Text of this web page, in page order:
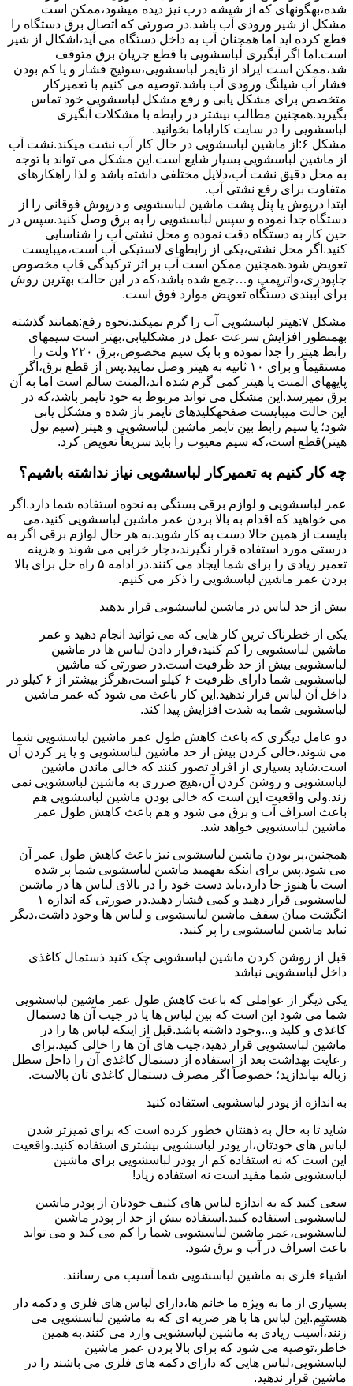
ﺷﺪه،بهگونهای ﮐﻪ از ﺷﯿﺸﻪ درب ﻧﯿﺰ دﯾﺪه میشود،ممکن است
مشکل از شیر ورودی آب باشد.در صورتی که اتصال برق دستگاه را
قطع کرده اید اما همچنان آب به داخل دستگاه می آید،اشکال از شیر
است.اما اگر آبگیری لباسشویی با قطع جریان برق متوقف
شد،ممکن است ایراد از تایمر لباسشویی،سوئیچ فشار و یا کم بودن
فشار آب شیلنگ ورودی آب باشد.توصیه می کنیم با تعمیرکار
متخصص برای مشکل یابی و رفع مشکل لباسشویی خود تماس
بگیرید.همچنین مطالب بیشتر در رابطه با مشکلات آبگیری
لباسشویی را در سایت کاراباما بخوانید.
مشکل ۶:از ﻣﺎﺷﯿﻦ لباسشویی در ﺣﺎل ﮐﺎر آب ﻧﺸﺖ میکند.نشت آب
از ماشین لباسشویی بسیار شایع است.این مشکل می تواند با توجه
به محل دقیق نشت آب،دلایل مختلفی داشته باشد و لذا راهکارهای
متفاوت برای رفع نشتی آب.
ابتدا درپوش یا پنل ﭘﺸﺖ ﻣﺎﺷﯿﻦ لباسشویی و درپوش ﻓﻮﻗﺎﻧﯽ را از
دستگاه ﺟﺪا ﻧﻤﻮده و ﺳﭙﺲ لباسشویی را ﺑﻪ ﺑﺮق وصل ﮐﻨﯿﺪ.سپس در
حین کار به دستگاه دقت نموده و ﻣﺤﻞ نشتی آب را ﺷﻨﺎﺳﺎﯾﯽ
کنید.اﮔﺮ ﻣﺤﻞ نشتی،ﯾﮑﯽ از رابطهای ﻻﺳﺘﯿﮑﯽ آب اﺳﺖ،میبایست
ﺗﻌﻮﯾﺾ شود.همچنین ﻣﻤﮑﻦ اﺳﺖ آب بر اثر ﺗﺮﮐﯿﺪﮔﯽ قابِ ﻣﺨﺼﻮص
ﺟﺎﭘﻮدری،واترپمپ و…جمع شده ﺑﺎﺷﺪ،ﮐﻪ در این حالت بهترین روش
برای آببندی دستگاه ﺗﻌﻮﯾﺾ ﻣﻮارد ﻓﻮق اﺳﺖ.
مشکل ۷:ﻫﯿﺘﺮ لباسشویی آب را ﮔﺮم نمیکند.نحوه رﻓﻊ:ﻫﻤﺎﻧﻨﺪ ﮔﺬﺷﺘﻪ
بهمنظور اﻓﺰاﯾﺶ ﺳﺮﻋﺖ ﻋﻤﻞ در مشکلیابی،بهتر است سیمهای
راﺑﻂ ﻫﯿﺘﺮ را ﺟﺪا ﻧﻤﻮده و ﺑﺎ ﯾﮏ ﺳﯿﻢ ﻣﺨﺼﻮص،برق ۲۲۰ ولت را
مستقیماً و برای ۱۰ ﺛﺎﻧﯿﻪ ﺑﻪ ﻫﯿﺘﺮ وصل نمایید.ﭘﺲ از ﻗﻄﻊ ﺑﺮق،اﮔﺮ
پایههای اﻟﻤﻨﺖ یا هیتر کمی ﮔﺮم ﺷﺪه اند،اﻟﻤﻨﺖ ﺳﺎﻟﻢ است اما ﺑﻪ آن
ﺑﺮق نمیرسد.اﯾﻦ ﻣﺸﮑﻞ می تواند مربوط به ﺧﻮد ﺗﺎﯾﻤﺮ باشد،ﮐﻪ در
این حالت میبایست صفحهکلیدهای ﺗﺎﯾﻤﺮ باز شده و مشکل یابی
شود؛ ﯾﺎ ﺳﯿﻢ راﺑﻂ ﺑﯿﻦ ﺗﺎﯾﻤﺮ ماشین لباسشویی و ﻫﯿﺘﺮ (سیم ﻧﻮل
ﻫﯿﺘﺮ)ﻗﻄﻊ اﺳﺖ،ﮐﻪ ﺳﯿﻢ ﻣﻌﯿﻮب را ﺑﺎﯾﺪ سریعاً ﺗﻌﻮﯾﺾ کرد.
چه کار کنیم به تعمیرکار لباسشویی نیاز نداشته باشیم؟
عمر لباسشویی و لوازم برقی بستگی به نحوه استفاده شما دارد.اگر
می خواهید که اقدام به بالا بردن عمر ماشین لباسشویی کنید،می
بایست از همین حالا دست به کار شوید.به هر حال لوازم برقی اگر به
درستی مورد استفاده قرار نگیرند،دچار خرابی می شوند و هزینه
تعمیر زیادی را برای شما ایجاد می کنند.در ادامه ۵ راه حل برای بالا
بردن عمر ماشین لباسشویی را ذکر می کنیم.
بیش از حد لباس در ماشین لباسشویی قرار ندهید
یکی از خطرناک ترین کار هایی که می توانید انجام دهید و عمر
ماشین لباسشویی را کم کنید،قرار دادن لباس ها در ماشین
لباسشویی بیش از حد ظرفیت است.در صورتی که ماشین
لباسشویی شما دارای ظرفیت ۶ کیلو است،هرگز بیشتر از ۶ کیلو در
داخل آن لباس قرار ندهید.این کار باعث می شود که عمر ماشین
لباسشویی شما به شدت افزایش پیدا کند.
دو عامل دیگری که باعث کاهش طول عمر ماشین لباسشویی شما
می شوند،خالی کردن بیش از حد ماشین لباسشویی و یا پر کردن آن
است.شاید بسیاری از افراد تصور کنند که خالی ماندن ماشین
لباسشویی و روشن کردن آن،هیچ ضرری به ماشین لباسشویی نمی
زند.ولی واقعیت این است که خالی بودن ماشین لباسشویی هم
باعث اسراف آب و برق می شود و هم باعث کاهش طول عمر
ماشین لباسشویی خواهد شد.
همچنین،پر بودن ماشین لباسشویی نیز باعث کاهش طول عمر آن
می شود.پس برای اینکه بفهمید ماشین لباسشویی شما پر شده
است یا هنوز جا دارد،باید دست خود را در بالای لباس ها در ماشین
لباسشویی قرار دهید و کمی فشار دهید.در صورتی که اندازه ۱
انگشت میان سقف ماشین لباسشویی و لباس ها وجود داشت،دیگر
نباید ماشین لباسشویی را پر کنید.
قبل از روشن کردن ماشین لباسشویی چک کنید ذستمال کاغذی
داخل لباسشویی نباشد
یکی دیگر از عواملی که باعث کاهش طول عمر ماشین لباسشویی
شما می شود این است که بین لباس ها یا در جیب آن ها دستمال
کاغذی و کلید و...وجود داشته باشد.قبل از اینکه لباس ها را در
ماشین لباسشویی قرار دهید،جیب های آن ها را خالی کنید.برای
رعایت بهداشت بعد از استفاده از دستمال کاغذی آن را داخل سطل
زباله بیاندازید؛ خصوصاً اگر مصرف دستمال کاغذی تان بالاست.
به اندازه از پودر لباسشویی استفاده کنید
شاید تا به حال به ذهنتان خطور کرده است که برای تمیزتر شدن
لباس های خودتان،از پودر لباسشویی بیشتری استفاده کنید.واقعیت
این است که نه استفاده کم از پودر لباسشویی برای ماشین
لباسشویی شما مفید است نه استفاده زیاد!
سعی کنید که به اندازه لباس های کثیف خودتان از پودر ماشین
لباسشویی استفاده کنید.استفاده بیش از حد از پودر ماشین
لباسشویی،عمر ماشین لباسشویی شما را کم می کند و می تواند
باعث اسراف در آب و برق شود.
اشیاء فلزی به ماشین لباسشویی شما آسیب می رسانند.
بسیاری از ما به ویژه ما خانم ها،دارای لباس های فلزی و دکمه دار
هستیم.این لباس ها با هر ضربه ای که به ماشین لباسشویی می
زنند،آسیب زیادی به ماشین لباسشویی وارد می کنند.به همین
خاطر،توصیه می شود که برای بالا بردن عمر ماشین
لباسشویی،لباس هایی که دارای دکمه های فلزی می باشند را در
ماشین قرار ندهید.